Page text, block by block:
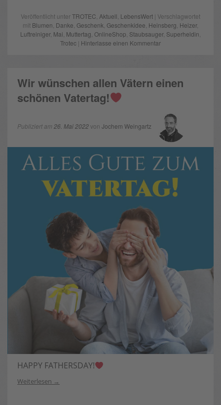
Veröffentlicht unterTROTEC Aktuell LebensWert | Verschlagwortet
mit Blumen Danke Geschenk Geschenkidee Heinsberg Heizer,
Luftreiniger, Mai Muttertag OnlineShop Staubsauger, Superheldin
Trotec | Hinterlasse einen Kommentar
Wir wünschen allen Vätern einen
schönen Vatertag!
Publiziert am 26. Mai 2022von Jochem Weingartz
HAPPY FATHERSDAY!
Weiterlesen